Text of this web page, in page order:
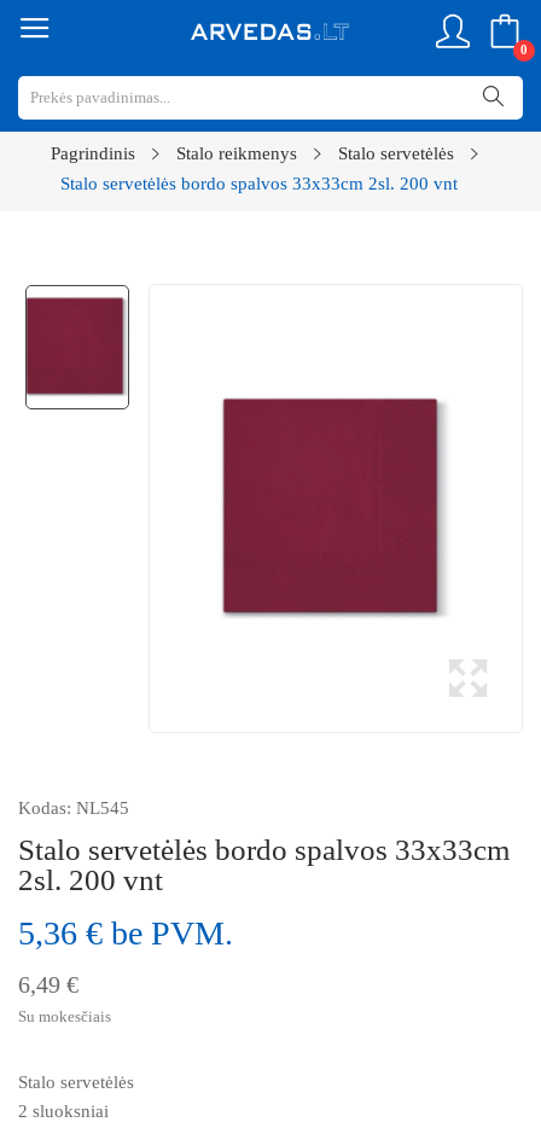
0
Pagrindinis Stalo reikmenys
Stalo servetėlės
Stalo servetėlės bordo spalvos 33x33cm 2sl. 200 vnt
Kodas: NL545
Stalo servetėlės bordo spalvos 33x33cm
2sl. 200 vnt
5,36 € be PVM.
6,49 €
Su mokesčiais
Stalo servetėlės
2 sluoksniai